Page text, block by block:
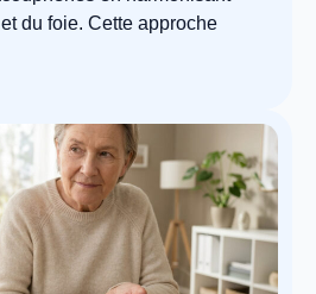
du foie. Cette approche